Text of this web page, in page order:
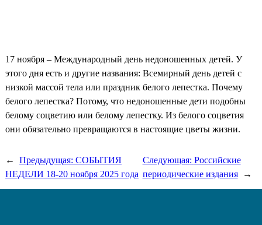
17 ноября – Международный день недоношенных детей. У
этого дня есть и другие названия: Всемирный день детей с
низкой массой тела или праздник белого лепестка. Почему
белого лепестка? Потому, что недоношенные дети подобны
белому соцветию или белому лепестку. Из белого соцветия
они обязательно превращаются в настоящие цветы жизни.
← Предыдущая: СОБЫТИЯ
НЕДЕЛИ 18-20 ноября 2025 года
Следующая: Российские
периодические издания
→